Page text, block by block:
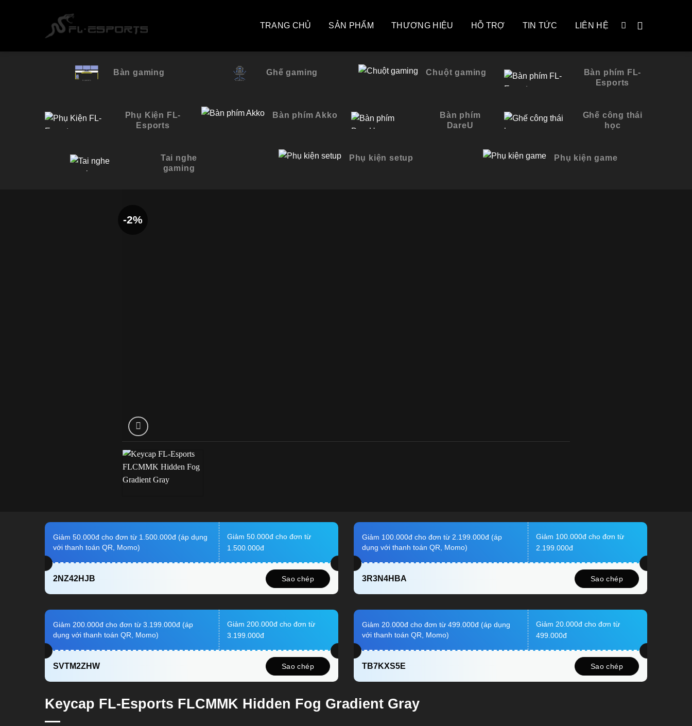
TRANG CHỦ SẢN PHẨM THƯƠNG HIỆU HỖ TRỢ TIN TỨC LIÊN HỆ
Bàn gaming Ghế gaming Chuột gaming
Bàn phím FL-
Esports
Phụ Kiện FL-
Esports
Bàn phím Akko
Bàn phím
DareU
Ghế công thái
học
Tai nghe
gaming
Phụ kiện setup Phụ kiện game
-2%
Giảm 50.000đ cho đơn từ 1.500.000đ (áp dụng
với thanh toán QR, Momo)
Giảm 50.000đ cho đơn từ
1.500.000đ
2NZ42HJB Sao chép
Giảm 100.000đ cho đơn từ 2.199.000đ (áp
dụng với thanh toán QR, Momo)
Giảm 100.000đ cho đơn từ
2.199.000đ
3R3N4HBA Sao chép
Giảm 200.000đ cho đơn từ 3.199.000đ (áp
dụng với thanh toán QR, Momo)
Giảm 200.000đ cho đơn từ
3.199.000đ
SVTM2ZHW Sao chép
Giảm 20.000đ cho đơn từ 499.000đ (áp dụng
với thanh toán QR, Momo)
Giảm 20.000đ cho đơn từ
499.000đ
TB7KXS5E Sao chép
Keycap FL-Esports FLCMMK Hidden Fog Gradient Gray